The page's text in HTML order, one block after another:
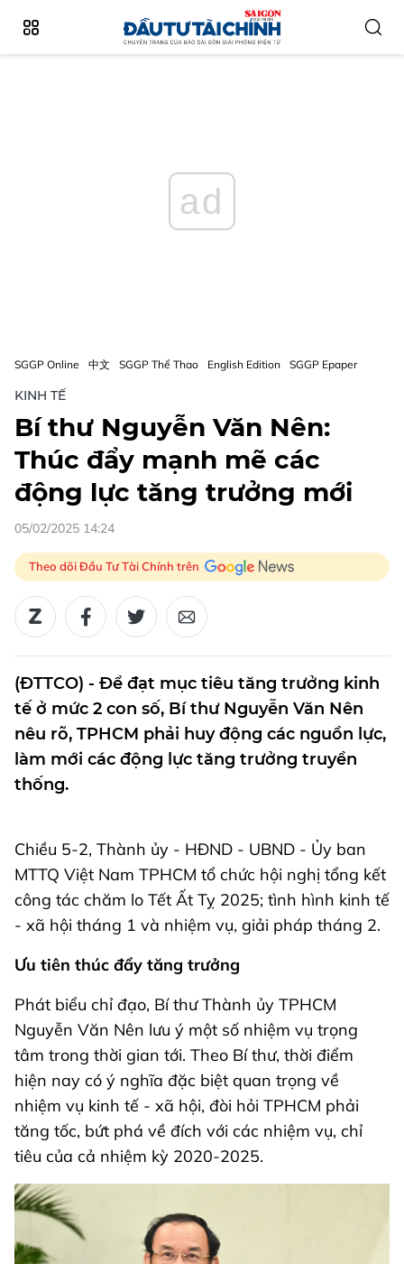
ad
SGGP Online 中文 SGGP Thể Thao English Edition SGGP Epaper
KINH TẾ
Bí thư Nguyễn Văn Nên:
Thúc đẩy mạnh mẽ các
động lực tăng trưởng mới
05/02/2025 14:24
Theo dõi Đầu Tư Tài Chính trên
(ĐTTCO) - Để đạt mục tiêu tăng trưởng kinh
tế ở mức 2 con số, Bí thư Nguyễn Văn Nên
nêu rõ, TPHCM phải huy động các nguồn lực,
làm mới các động lực tăng trưởng truyền
thống.
Chiều 5-2, Thành ủy - HĐND - UBND - Ủy ban
MTTQ Việt Nam TPHCM tổ chức hội nghị tổng kết
công tác chăm lo Tết Ất Tỵ 2025; tình hình kinh tế
- xã hội tháng 1 và nhiệm vụ, giải pháp tháng 2.
Ưu tiên thúc đẩy tăng trưởng
Phát biểu chỉ đạo, Bí thư Thành ủy TPHCM
Nguyễn Văn Nên lưu ý một số nhiệm vụ trọng
tâm trong thời gian tới. Theo Bí thư, thời điểm
hiện nay có ý nghĩa đặc biệt quan trọng về
nhiệm vụ kinh tế - xã hội, đòi hỏi TPHCM phải
tăng tốc, bứt phá về đích với các nhiệm vụ, chỉ
tiêu của cả nhiệm kỳ 2020-2025.